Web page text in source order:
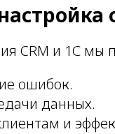
CRM и 1С мы
ошибок.
данных.
и